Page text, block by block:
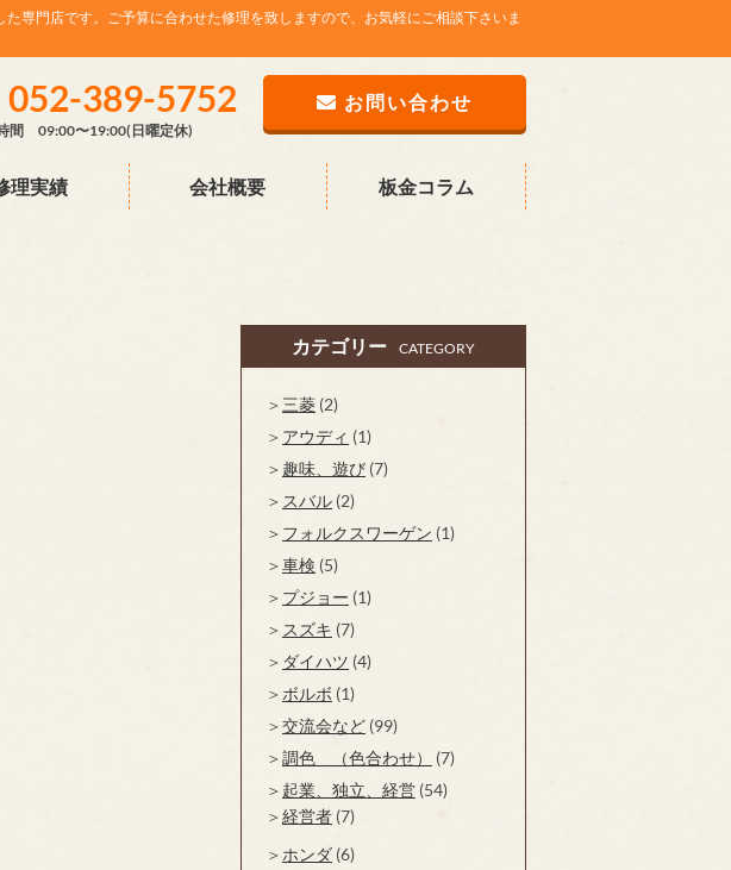
専門店です。ご予算に合わせた修理を致しますので、お気軽にご相談下さいま
052-389-5752
間 09:00〜19:00(日曜定休)
お問い合わせ
理実績 会社概要 板金コラム
カテゴリー CATEGORY
三菱 (2)
アウディ (1)
趣味、遊び (7)
スバル (2)
フォルクスワーゲン (1)
車検 (5)
プジョー (1)
スズキ (7)
ダイハツ (4)
ボルボ (1)
交流会など (99)
調色 （色合わせ）
(7)
起業、独立、経営 (54)
経営者 (7)
ホンダ (6)